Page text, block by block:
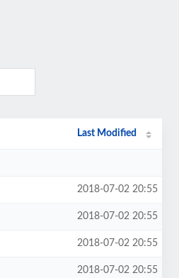
Last Modified
2018-07-02 20:55
2018-07-02 20:55
2018-07-02 20:55
2018-07-02 20:55